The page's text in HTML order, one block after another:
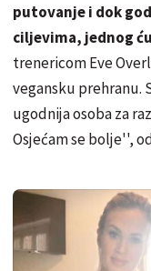
putovanje i dok
ciljevima, jednog
trenericom Eve
vegansku prehranu.
ugodnija osoba za
Osjećam se bolje'',